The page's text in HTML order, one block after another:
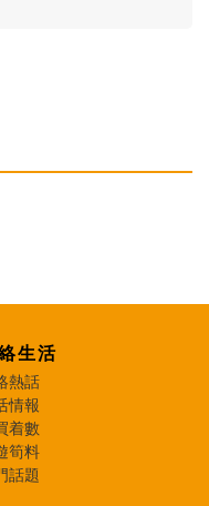
生活
熱話
情報
着數
筍料
話題